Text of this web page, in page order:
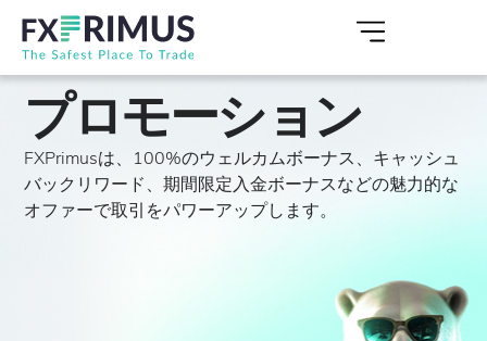
プロモーション
FXPrimusは、100%のウェルカムボーナス、キャッシュ
バックリワード、期間限定入金ボーナスなどの魅力的な
オファーで取引をパワーアップします。